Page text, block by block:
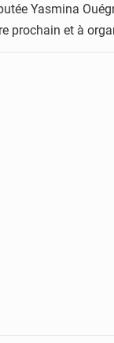
Yasmina
prochain et à